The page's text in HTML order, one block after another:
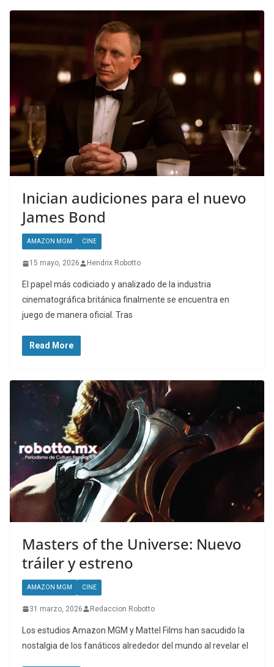
Inician audiciones para el nuevo
James Bond
AMAZON MGM CINE
15 mayo, 2026 Hendrix Robotto
El papel más codiciado y analizado de la industria
cinematográfica británica finalmente se encuentra en
juego de manera oficial. Tras
Read More
Masters of the Universe: Nuevo
tráiler y estreno
AMAZON MGM CINE
31 marzo, 2026 Redaccion Robotto
Los estudios Amazon MGM y Mattel Films han sacudido la
nostalgia de los fanáticos alrededor del mundo al revelar el